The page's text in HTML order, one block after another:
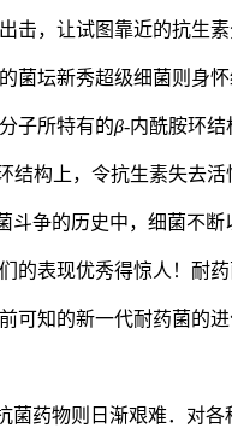
击，让试图靠近的抗生
菌坛新秀超级细菌则身怀
子所特有的β-内酰胺环结
结构上，令抗生素失去活
斗争的历史中，细菌不断
的表现优秀得惊人！耐
可知的新一代耐药菌的
菌药物则日渐艰难．对各